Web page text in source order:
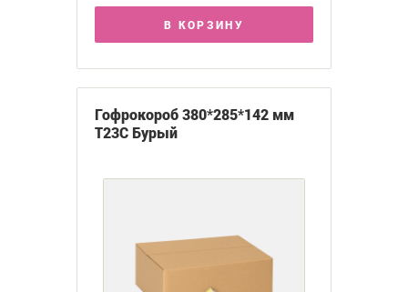
В КОРЗИНУ
Гофрокороб 380*285*142 мм
Т23С Бурый